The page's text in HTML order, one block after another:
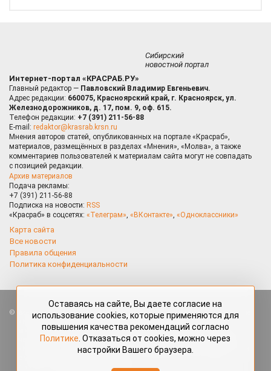
Сибирский
новостной портал
Интернет-портал «КРАСРАБ.РУ»
Главный редактор — Павловский Владимир Евгеньевич.
Адрес редакции: 660075, Красноярский край, г. Красноярск, ул.
Железнодорожников, д. 17, пом. 9, оф. 615.
Телефон редакции: +7 (391) 211-56-88
E-mail: redaktor@krasrab.krsn.ru
Мнения авторов статей, опубликованных на портале «Красраб»,
материалов, размещённых в разделах «Мнения», «Молва», а также
комментариев пользователей к материалам сайта могут не совпадать
с позицией редакции.
Архив материалов
Подача рекламы:
+7 (391) 211-56-88
Подписка на новости: RSS
«Красраб» в соцсетях: «Телеграм» «ВКонтакте» «Одноклассники»
Карта сайта
Все новости
Правила общения
Политика конфиденциальности
Все права защищены. Любые материалы, размещённые на портале
«Красраб.ру» сотрудниками редакции, нештатными авторами
и читателями, являются объектами авторского права. Полное или
частичное использование материалов, размещённых на портале
«Красраб.ру», допускается только с письменного согласия редакции
redaktor@krasrab.krsn.ru.
Оставаясь на сайте, Вы даете согласие на
использование cookies, которые применяются для
повышения качества рекомендаций согласно
Политике . Отказаться от cookies, можно через
настройки Вашего браузера.